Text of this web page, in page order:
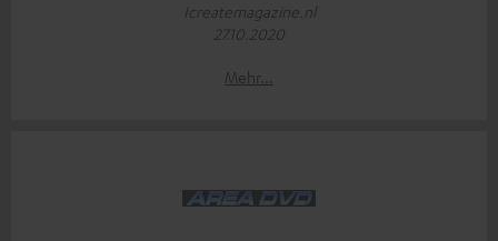
Icreatemagazine.nl
27.10.2020
Mehr...